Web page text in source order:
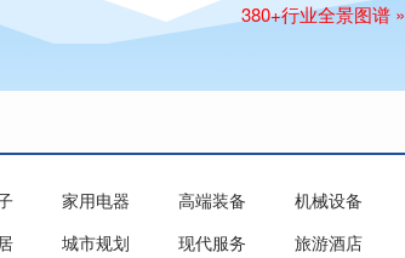
380+行业全景图谱 »
家用电器 高端装备 机械设备
城市规划 现代服务 旅游酒店